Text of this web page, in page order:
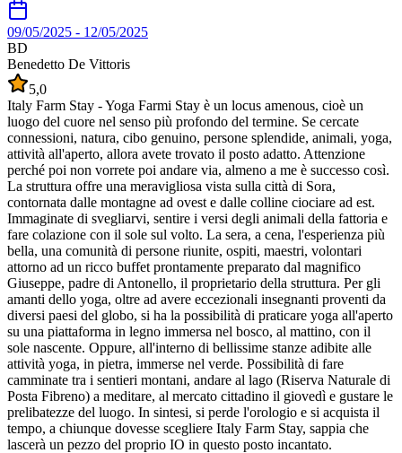
09/05/2025 - 12/05/2025
BD
Benedetto De Vittoris
5,0
Italy Farm Stay - Yoga Farmi Stay è un locus amenous, cioè un
luogo del cuore nel senso più profondo del termine. Se cercate
connessioni, natura, cibo genuino, persone splendide, animali, yoga,
attività all'aperto, allora avete trovato il posto adatto. Attenzione
perché poi non vorrete poi andare via, almeno a me è successo così.
La struttura offre una meravigliosa vista sulla città di Sora,
contornata dalle montagne ad ovest e dalle colline ciociare ad est.
Immaginate di svegliarvi, sentire i versi degli animali della fattoria e
fare colazione con il sole sul volto. La sera, a cena, l'esperienza più
bella, una comunità di persone riunite, ospiti, maestri, volontari
attorno ad un ricco buffet prontamente preparato dal magnifico
Giuseppe, padre di Antonello, il proprietario della struttura. Per gli
amanti dello yoga, oltre ad avere eccezionali insegnanti proventi da
diversi paesi del globo, si ha la possibilità di praticare yoga all'aperto
su una piattaforma in legno immersa nel bosco, al mattino, con il
sole nascente. Oppure, all'interno di bellissime stanze adibite alle
attività yoga, in pietra, immerse nel verde. Possibilità di fare
camminate tra i sentieri montani, andare al lago (Riserva Naturale di
Posta Fibreno) a meditare, al mercato cittadino il giovedì e gustare le
prelibatezze del luogo. In sintesi, si perde l'orologio e si acquista il
tempo, a chiunque dovesse scegliere Italy Farm Stay, sappia che
lascerà un pezzo del proprio IO in questo posto incantato.